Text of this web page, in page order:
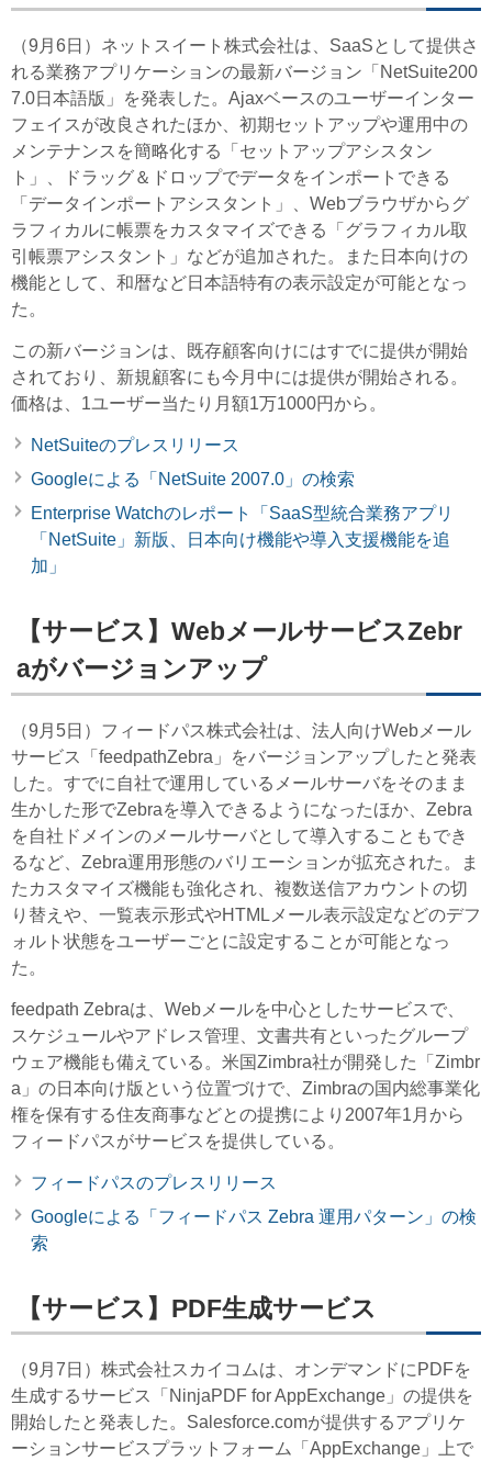
（9月6日）ネットスイート株式会社は、SaaSとして提供さ
れる業務アプリケーションの最新バージョン「NetSuite200
7.0日本語版」を発表した。Ajaxベースのユーザーインター
フェイスが改良されたほか、初期セットアップや運用中の
メンテナンスを簡略化する「セットアップアシスタン
ト」、ドラッグ＆ドロップでデータをインポートできる
「データインポートアシスタント」、Webブラウザからグ
ラフィカルに帳票をカスタマイズできる「グラフィカル取
引帳票アシスタント」などが追加された。また日本向けの
機能として、和暦など日本語特有の表示設定が可能となっ
た。
この新バージョンは、既存顧客向けにはすでに提供が開始
されており、新規顧客にも今月中には提供が開始される。
価格は、1ユーザー当たり月額1万1000円から。
NetSuiteのプレスリリース
Googleによる「NetSuite 2007.0」の検索
Enterprise Watchのレポート「SaaS型統合業務アプリ
「NetSuite」新版、日本向け機能や導入支援機能を追
加」
【サービス】WebメールサービスZebr
aがバージョンアップ
（9月5日）フィードパス株式会社は、法人向けWebメール
サービス「feedpathZebra」をバージョンアップしたと発表
した。すでに自社で運用しているメールサーバをそのまま
生かした形でZebraを導入できるようになったほか、Zebra
を自社ドメインのメールサーバとして導入することもでき
るなど、Zebra運用形態のバリエーションが拡充された。ま
たカスタマイズ機能も強化され、複数送信アカウントの切
り替えや、一覧表示形式やHTMLメール表示設定などのデフ
ォルト状態をユーザーごとに設定することが可能となっ
た。
feedpath Zebraは、Webメールを中心としたサービスで、
スケジュールやアドレス管理、文書共有といったグループ
ウェア機能も備えている。米国Zimbra社が開発した「Zimbr
a」の日本向け版という位置づけで、Zimbraの国内総事業化
権を保有する住友商事などとの提携により2007年1月から
フィードパスがサービスを提供している。
フィードパスのプレスリリース
Googleによる「フィードパス Zebra 運用パターン」の検
索
【サービス】PDF生成サービス
（9月7日）株式会社スカイコムは、オンデマンドにPDFを
生成するサービス「NinjaPDF for AppExchange」の提供を
開始したと発表した。Salesforce.comが提供するアプリケ
ーションサービスプラットフォーム「AppExchange」上で